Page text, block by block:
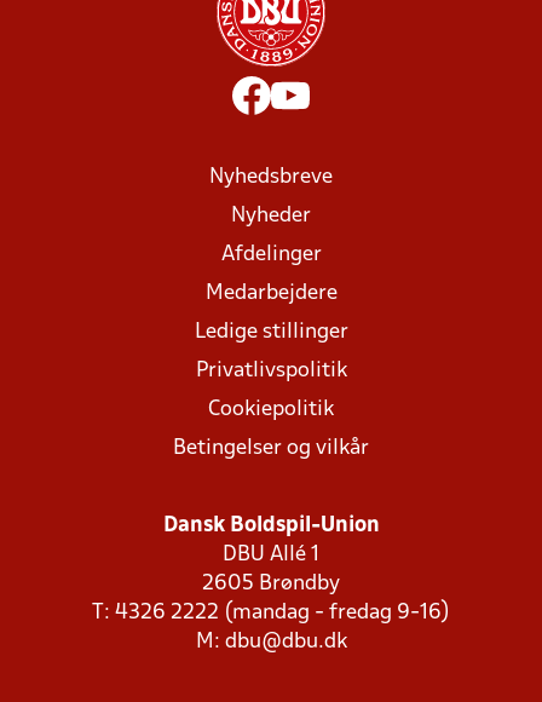
Nyhedsbreve
Nyheder
Afdelinger
Medarbejdere
Ledige stillinger
Privatlivspolitik
Cookiepolitik
Betingelser og vilkår
Dansk Boldspil-Union
DBU Allé 1
2605 Brøndby
T: 4326 2222 (mandag - fredag 9-16)
M: dbu@dbu.dk